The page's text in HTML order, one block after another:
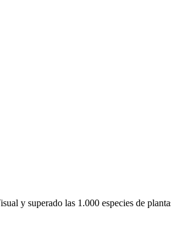
y superado las 1.000 especies de